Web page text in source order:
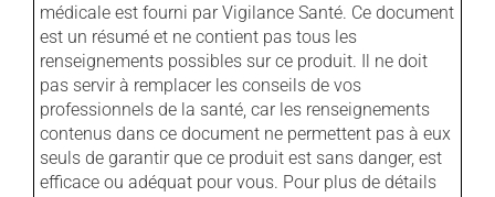
médicale est fourni par Vigilance Santé. Ce document
est un résumé et ne contient pas tous les
renseignements possibles sur ce produit. Il ne doit
pas servir à remplacer les conseils de vos
professionnels de la santé, car les renseignements
contenus dans ce document ne permettent pas à eux
seuls de garantir que ce produit est sans danger, est
efficace ou adéquat pour vous. Pour plus de détails